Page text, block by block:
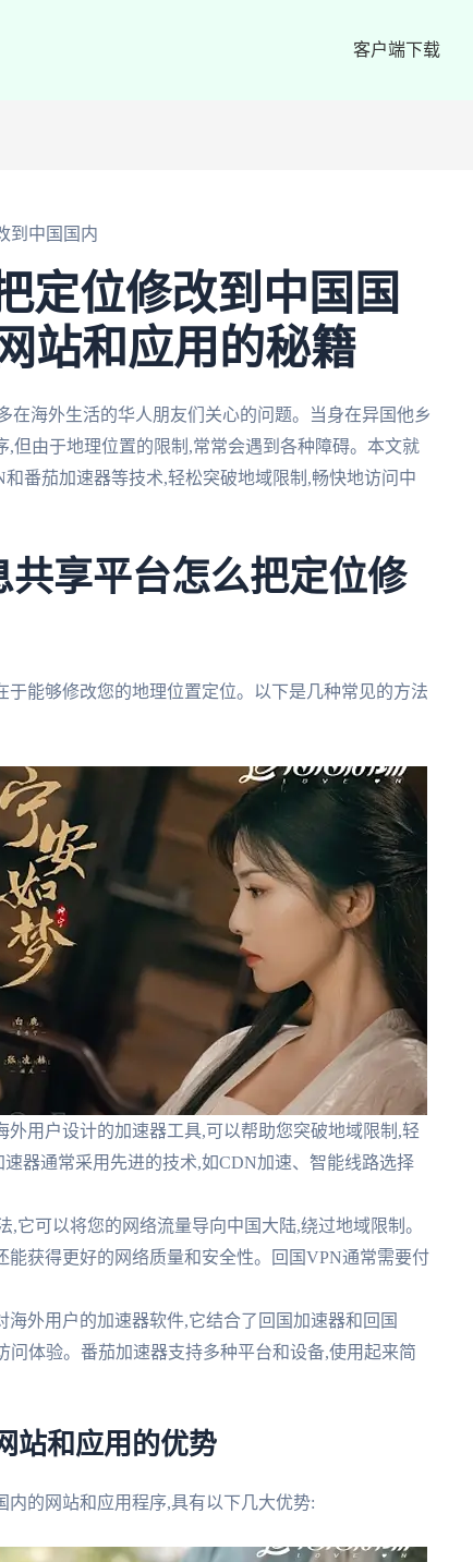
客户端下载
到中国国内
定位修改到中国国
站和应用的秘籍
在海外生活的华人朋友们关心的问题。当身在异国他乡
但由于地理位置的限制,常常会遇到各种障碍。本文就
番茄加速器等技术,轻松突破地域限制,畅快地访问中
享平台怎么把定位修
能够修改您的地理位置定位。以下是几种常见的方法
外用户设计的加速器工具,可以帮助您突破地域限制,轻
器通常采用先进的技术,如CDN加速、智能线路选择
,它可以将您的网络流量导向中国大陆,绕过地域限制。
获得更好的网络质量和安全性。回国VPN通常需要付
海外用户的加速器软件,它结合了回国加速器和回国
体验。番茄加速器支持多种平台和设备,使用起来简
站和应用的优势
的网站和应用程序,具有以下几大优势: